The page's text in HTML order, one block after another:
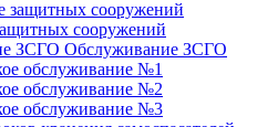
сооружений
Обслуживание ЗСГО
обслуживание №1
обслуживание №2
обслуживание №3